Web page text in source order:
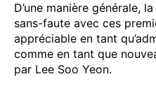
D’une manière générale,
sans-faute avec ces
appréciable en tant
comme en tant que
par Lee Soo Yeon.